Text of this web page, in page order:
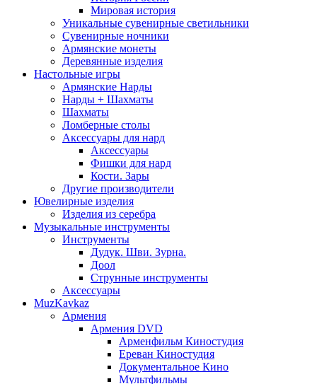
Мировая история
Уникальные сувенирные светильники
Сувенирные ночники
Армянские монеты
Деревянные изделия
Настольные игры
Армянские Нарды
Нарды + Шахматы
Шахматы
Ломберные столы
Аксессуары для нард
Аксессуары
Фишки для нард
Кости. Зары
Другие производители
Ювелирные изделия
Изделия из серебра
Музыкальные инструменты
Инструменты
Дудук. Шви. Зурна.
Доол
Струнные инструменты
Аксессуары
MuzKavkaz
Армения
Армения DVD
Арменфильм Киностудия
Ереван Киностудия
Документальное Кино
Мультфильмы